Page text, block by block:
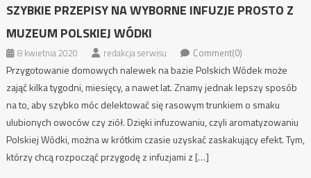
SZYBKIE PRZEPISY NA WYBORNE INFUZJE PROSTO Z
MUZEUM POLSKIEJ WÓDKI
8 kwietnia 2020 redakcja serwisu Comment(0)
Przygotowanie domowych nalewek na bazie Polskich Wódek może
zająć kilka tygodni, miesięcy, a nawet lat. Znamy jednak lepszy sposób
na to, aby szybko móc delektować się rasowym trunkiem o smaku
ulubionych owoców czy ziół. Dzięki infuzowaniu, czyli aromatyzowaniu
Polskiej Wódki, można w krótkim czasie uzyskać zaskakujący efekt. Tym,
którzy chcą rozpocząć przygodę z infuzjami z […]